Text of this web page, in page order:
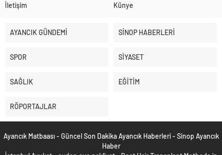
İletişim Künye
AYANCIK GÜNDEMİ SİNOP HABERLERİ
SPOR SİYASET
SAĞLIK EĞİTİM
RÖPORTAJLAR
Ayancık Matbaası - Güncel Son Dakika Ayancık Haberleri - Sinop Ayancık
Haber